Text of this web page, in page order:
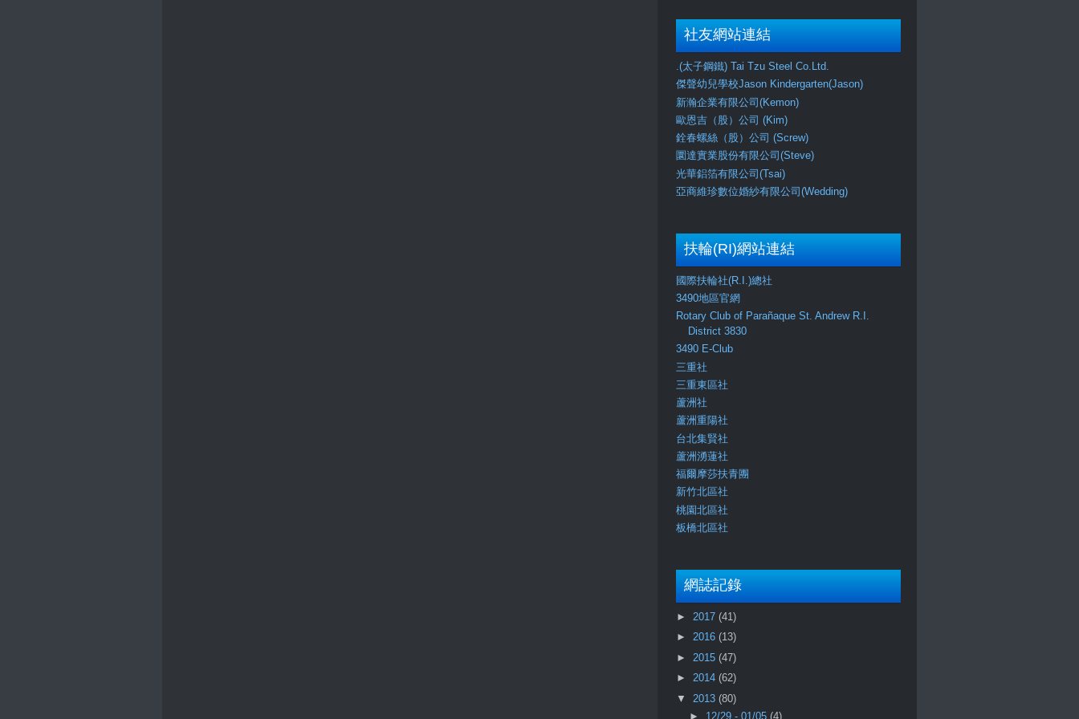
社友網站連結
.(太子鋼鐵) Tai Tzu Steel Co.Ltd.
傑聲幼兒學校Jason Kindergarten(Jason)
新瀚企業有限公司(Kemon)
歐恩吉（股）公司 (Kim)
銓春螺絲（股）公司 (Screw)
圜達實業股份有限公司(Steve)
光華鋁箔有限公司(Tsai)
亞商維珍數位婚紗有限公司(Wedding)
扶輪(RI)網站連結
國際扶輪社(R.I.)總社
3490地區官網
Rotary Club of Parañaque St. Andrew R.I.
District 3830
3490 E-Club
三重社
三重東區社
蘆洲社
蘆洲重陽社
台北集賢社
蘆洲湧蓮社
福爾摩莎扶青團
新竹北區社
桃園北區社
板橋北區社
網誌記錄
► 2017 (41)
► 2016 (13)
► 2015 (47)
► 2014 (62)
▼ 2013 (80)
► 12/29 - 01/05 (4)